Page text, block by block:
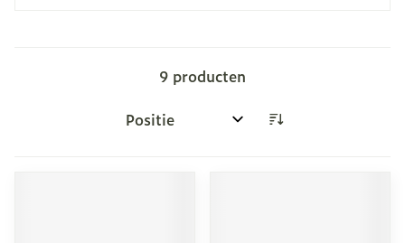
9 producten
Sorteer op: